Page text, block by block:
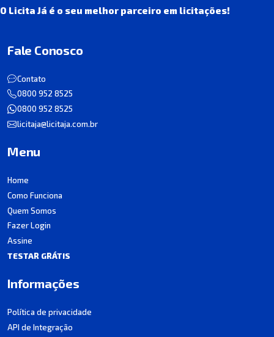
O Licita Já é o seu melhor parceiro em licitações!
Fale Conosco
Contato
0800 952 8525
0800 952 8525
licitaja@licitaja.com.br
Menu
Home
Como Funciona
Quem Somos
Fazer Login
Assine
TESTAR GRÁTIS
Informações
Política de privacidade
API de Integração